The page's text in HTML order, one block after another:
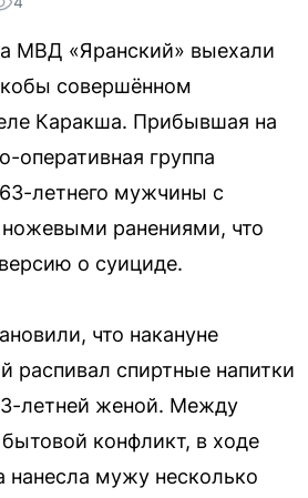
МВД «Яранский» выехали
совершённом
Каракша. Прибывшая на
оперативная группа
летнего мужчины с
ранениями, что
о суициде.
что накануне
распивал спиртные напитки
летней женой. Между
конфликт, в ходе
нанесла мужу несколько